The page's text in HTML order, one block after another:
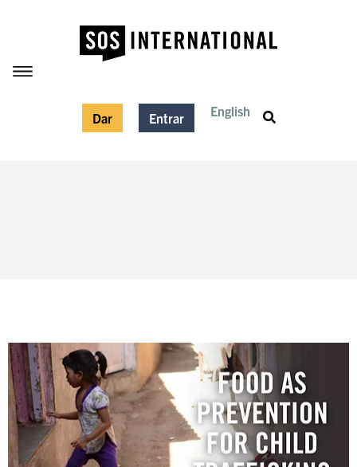
Dar Entrar English